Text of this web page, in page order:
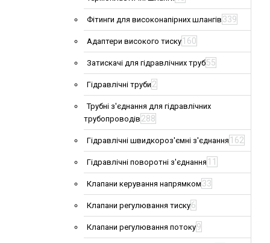
Фітинги для високонапірних шлангів 339
Адаптери високого тиску 160
Затискачі для гідравлічних труб55
Гідравлічні труби 2
Трубні з'єднання для гідравлічних
трубопроводів 288
Гідравлічні швидкороз'ємні з'єднання 162
Гідравлічні поворотні з'єднання 11
Клапани керування напрямком 33
Клапани регулювання тиску6
Клапани регулювання потоку9